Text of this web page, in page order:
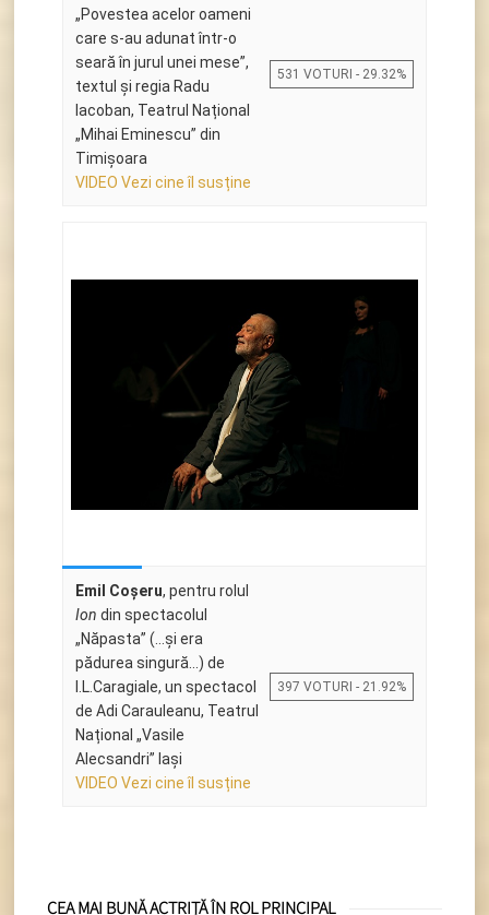
„Povestea acelor oameni
care s-au adunat într-o
seară în jurul unei mese”,
textul și regia Radu
Iacoban, Teatrul Național
„Mihai Eminescu” din
Timișoara
VIDEO Vezi cine îl susține
531 VOTURI - 29.32%
Emil Coșeru, pentru rolul
Ion din spectacolul
„Năpasta” (...și era
pădurea singură...) de
I.L.Caragiale, un spectacol
de Adi Carauleanu, Teatrul
Național „Vasile
Alecsandri” Iași
VIDEO Vezi cine îl susține
397 VOTURI - 21.92%
CEA MAI BUNĂ ACTRIȚĂ ÎN ROL PRINCIPAL